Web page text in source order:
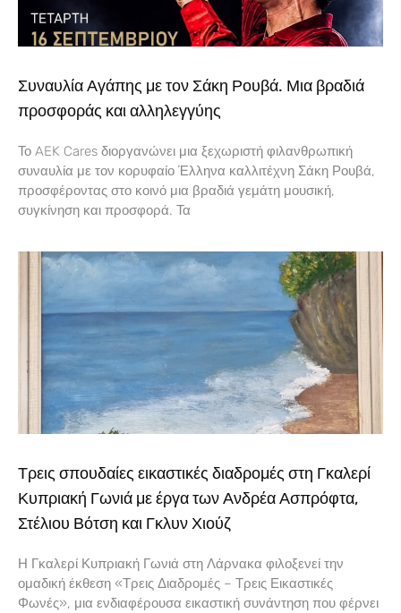
Συναυλία Αγάπης με τον Σάκη Ρουβά. Μια βραδιά
προσφοράς και αλληλεγγύης
Το AEK Cares διοργανώνει μια ξεχωριστή φιλανθρωπική
συναυλία με τον κορυφαίο Έλληνα καλλιτέχνη Σάκη Ρουβά,
προσφέροντας στο κοινό μια βραδιά γεμάτη μουσική,
συγκίνηση και προσφορά. Τα
Τρεις σπουδαίες εικαστικές διαδρομές στη Γκαλερί
Κυπριακή Γωνιά με έργα των Ανδρέα Ασπρόφτα,
Στέλιου Βότση και Γκλυν Χιούζ
Η Γκαλερί Κυπριακή Γωνιά στη Λάρνακα φιλοξενεί την
ομαδική έκθεση «Τρεις Διαδρομές – Τρεις Εικαστικές
Φωνές», μια ενδιαφέρουσα εικαστική συνάντηση που φέρνει